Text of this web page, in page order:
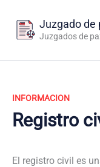
contenido
Juzgado de
Juzgados de
INFORMACION
Registro
El registro civil es